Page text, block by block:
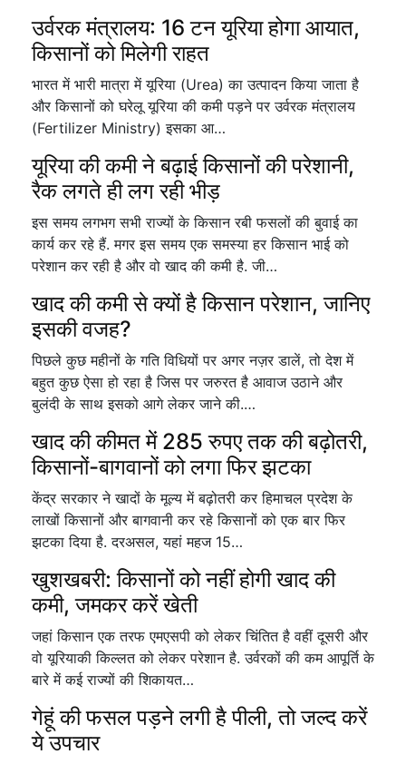
उर्वरक मंत्रालय: 16 टन यूरिया होगा आयात,
किसानों को मिलेगी राहत
भारत में भारी मात्रा में यूरिया (Urea) का उत्पादन किया जाता है
और किसानों को घरेलू यूरिया की कमी पड़ने पर उर्वरक मंत्रालय
(Fertilizer Ministry) इसका आ…
यूरिया की कमी ने बढ़ाई किसानों की परेशानी,
रैक लगते ही लग रही भीड़
इस समय लगभग सभी राज्यों के किसान रबी फसलों की बुवाई का
कार्य कर रहे हैं. मगर इस समय एक समस्या हर किसान भाई को
परेशान कर रही है और वो खाद की कमी है. जी…
खाद की कमी से क्यों है किसान परेशान, जानिए
इसकी वजह?
पिछले कुछ महीनों के गति विधियों पर अगर नज़र डालें, तो देश में
बहुत कुछ ऐसा हो रहा है जिस पर जरुरत है आवाज उठाने और
बुलंदी के साथ इसको आगे लेकर जाने की.…
खाद की कीमत में 285 रुपए तक की बढ़ोतरी,
किसानों-बागवानों को लगा फिर झटका
केंद्र सरकार ने खादों के मूल्य में बढ़ोतरी कर हिमाचल प्रदेश के
लाखों किसानों और बागवानी कर रहे किसानों को एक बार फिर
झटका दिया है. दरअसल, यहां महज 15…
खुशखबरी: किसानों को नहीं होगी खाद की
कमी, जमकर करें खेती
जहां किसान एक तरफ एमएसपी को लेकर चिंतित है वहीं दूसरी और
वो यूरियाकी किल्लत को लेकर परेशान है. उर्वरकों की कम आपूर्ति के
बारे में कई राज्यों की शिकायत…
गेहूं की फसल पड़ने लगी है पीली, तो जल्द करें
ये उपचार